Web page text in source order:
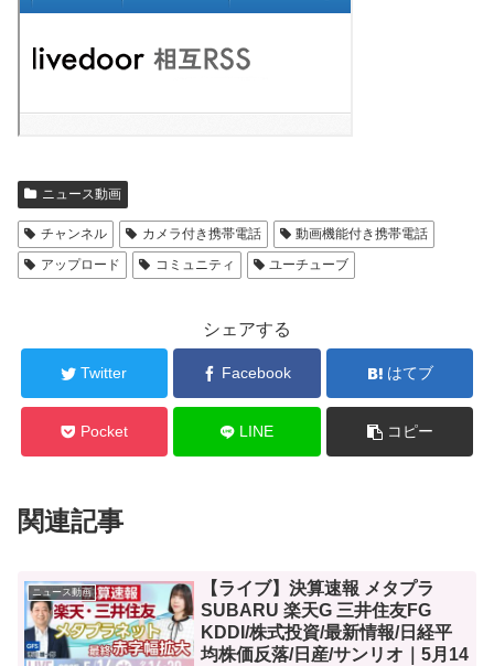
ニュース動画
チャンネル カメラ付き携帯電話
動画機能付き携帯電話
アップロード
コミュニティ ユーチューブ
シェアする
Twitter Facebook はてブ
Pocket LINE コピー
関連記事
ニュース動画
【ライブ】決算速報 メタプラ
SUBARU 楽天G 三井住友FG
KDDI/株式投資/最新情報/日経平
均株価反落/日産/サンリオ｜5月14